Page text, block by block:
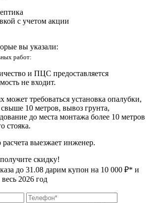
с учетом акции
вы указали:
работ:
и ПЦС предоставляется
не входит.
может требоваться установка опалубки,
10 метров, вывоз грунта,
до места монтажа более 10 метров
стояка.
расчета выезжает инженер.
скидку!
до 31.08 дарим купон на 10 000 ₽* и
2026 год